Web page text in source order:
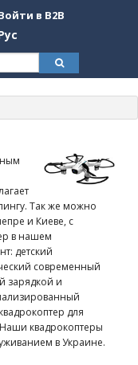
в B2B
Контакты
Так же можно
и Киеве, с
в нашем
детский
современный
зарядкой и
для
квадрокоптеры
в Украине.